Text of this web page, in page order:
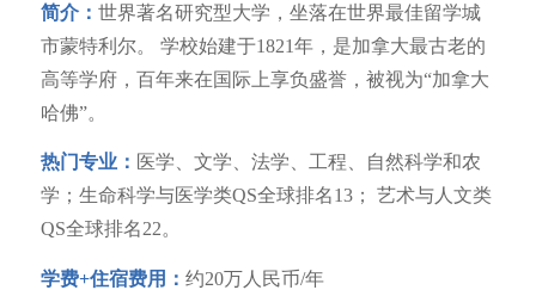
简介： 世界著名研究型大学，坐落在世界最佳留学城
市蒙特利尔。 学校始建于1821年，是加拿大最古老的
高等学府，百年来在国际上享负盛誉，被视为“加拿大
哈佛”。
热门专业： 医学、文学、法学、工程、自然科学和农
学；生命科学与医学类QS全球排名13； 艺术与人文类
QS全球排名22。
学费+住宿费用： 约20万人民币/年